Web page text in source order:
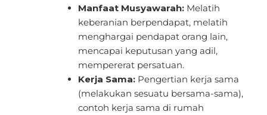
Manfaat Musyawarah:Melatih
keberanian berpendapat, melatih
menghargai pendapat orang lain,
mencapai keputusan yang adil,
mempererat persatuan.
Kerja Sama:Pengertian kerja sama
(melakukan sesuatu bersama-sama),
contoh kerja sama di rumah